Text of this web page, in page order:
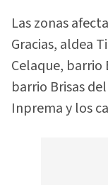
Las zonas
Gracias, aldea
Celaque, barrio
barrio Brisas
Inprema y los